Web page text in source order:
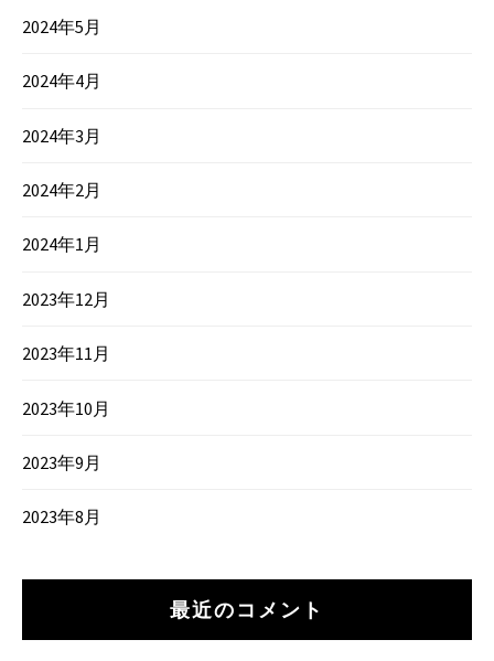
2024年5月
2024年4月
2024年3月
2024年2月
2024年1月
2023年12月
2023年11月
2023年10月
2023年9月
2023年8月
最近のコメント